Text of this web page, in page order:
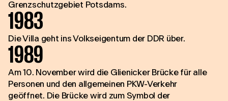
Grenzschutzgebiet Potsdams.
1983
Die Villa geht ins Volkseigentum der DDR über.
1989
Am 10. November wird die Glienicker Brücke für alle
Personen und den allgemeinen PKW-Verkehr
geöffnet. Die Brücke wird zum Symbol der